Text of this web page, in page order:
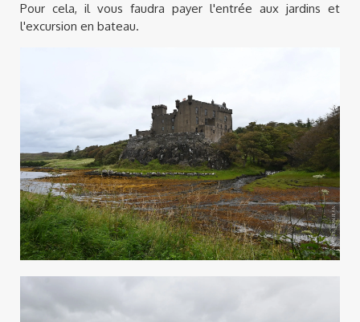
Pour cela, il vous faudra payer l'entrée aux jardins et
l'excursion en bateau.